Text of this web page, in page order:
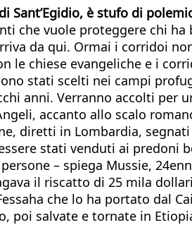
Sant’Egidio, è stufo di
che vuole proteggere chi
da qui. Ormai i corridoi
le chiese evangeliche e i
stati scelti nei campi
anni. Verranno accolti
accanto allo scalo
diretti in Lombardia,
stati venduti ai predoni
– spiega Mussie,
il riscatto di 25 mila
che lo ha portato dal
poi salvate e tornate in